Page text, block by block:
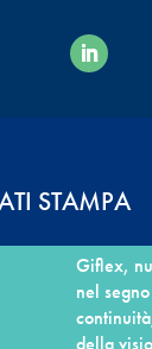
STAMPA
Giflex,
nel
della